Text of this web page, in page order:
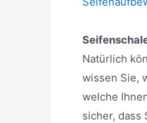
Natürlich
wissen Sie,
welche
sicher, dass